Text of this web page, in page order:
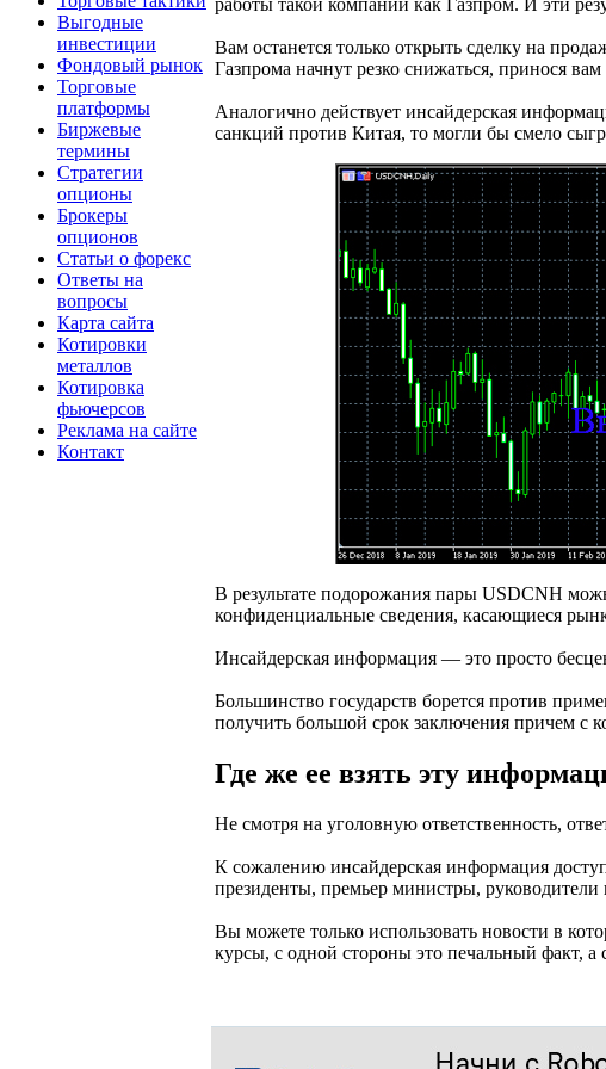
Выгодные
инвестиции
Фондовый рынок
Торговые
платформы
Биржевые
термины
Стратегии
опционы
Брокеры
опционов
Статьи о форекс
Ответы на
вопросы
Карта сайта
Котировки
металлов
Котировка
фьючерсов
Реклама на сайте
Контакт
работы такой компании как Газпром. И эти
Вам останется только открыть сделку на
Газпрома начнут резко снижаться, принося
Аналогично действует инсайдерская
санкций против Китая, то могли бы смело
В результате подорожания пары USDCNH
конфиденциальные сведения, касающиеся
Инсайдерская информация — это просто
Большинство государств борется против
получить большой срок заключения причем с
Где же ее взять эту
Не смотря на уголовную ответственность,
К сожалению инсайдерская информация
президенты, премьер министры,
Вы можете только использовать новости в
курсы, с одной стороны это печальный факт, а